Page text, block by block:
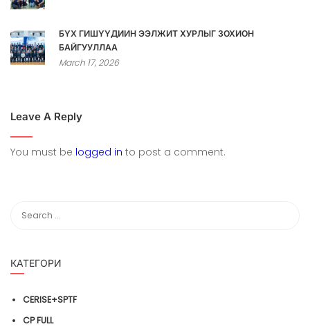
БҮХ ГИШҮҮДИЙН ЭЭЛЖИТ ХУРЛЫГ ЗОХИОН
БАЙГУУЛЛАА
March 17, 2026
Leave A Reply
You must be logged in to post a comment.
КАТЕГОРИ
CERISE+SPTF
CP FULL